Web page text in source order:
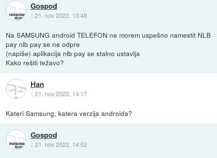
Gospod
::21. nov 2022, 13:48
Na SAMSUNG android TELEFON ne morem uspešno namestit NLB
pay nlb pay se ne odpre
(napiše) aplikacija nlb pay se stalno ustavlja
Kako rešiti težavo?
Han
::21. nov 2022, 14:17
Kateri Samsung, katera verzija androida?
Gospod
::21. nov 2022, 14:52